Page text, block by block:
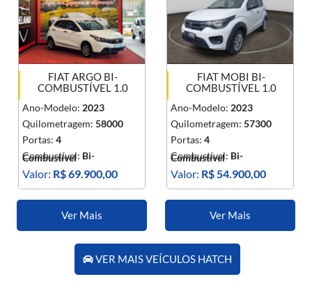
FIAT ARGO BI-
COMBUSTÍVEL 1.0
Ano-Modelo: 2023
Quilometragem:58000
Portas:4
Combustível: Bi-
Combustível
Valor: R$ 69.900,00
Ver Mais
FIAT MOBI BI-
COMBUSTÍVEL 1.0
Ano-Modelo: 2023
Quilometragem:57300
Portas:4
Combustível: Bi-
Combustível
Valor: R$ 54.900,00
Ver Mais
VER MAIS VEÍCULOS HATCH